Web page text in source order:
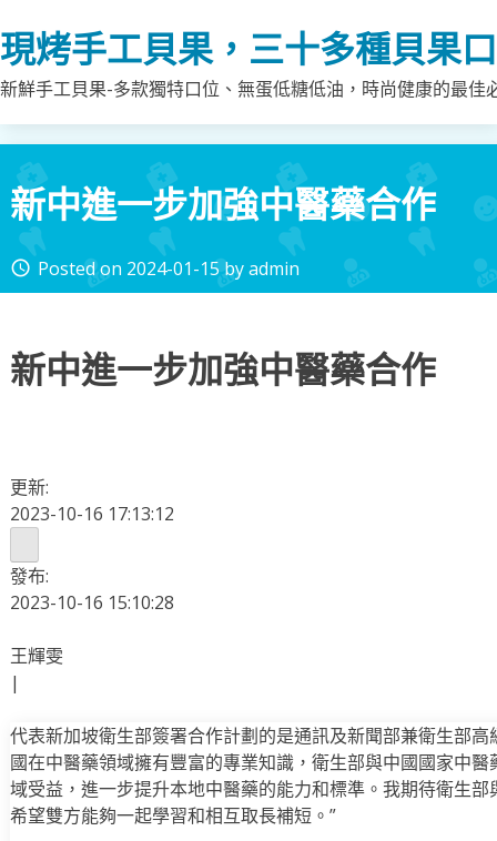
to
content
現烤手工貝果，三十多種貝果
新鮮手工貝果-多款獨特口位、無蛋低糖低油，時尚健康的最
新中進一步加強中醫藥合作
access_time Posted on 2024-01-15byadmin
新中進一步加強中醫藥合作
更新:
2023-10-16 17:13:12
發布:
2023-10-16 15:10:28
王輝雯
|
代表新加坡衛生部簽署合作計劃的是通訊及新聞部兼衛生部
國在中醫藥領域擁有豐富的專業知識，衛生部與中國國家中
域受益，進一步提升本地中醫藥的能力和標準。我期待衛生
希望雙方能夠一起學習和相互取長補短。”